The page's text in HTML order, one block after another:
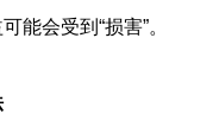
能会受到“损害”。